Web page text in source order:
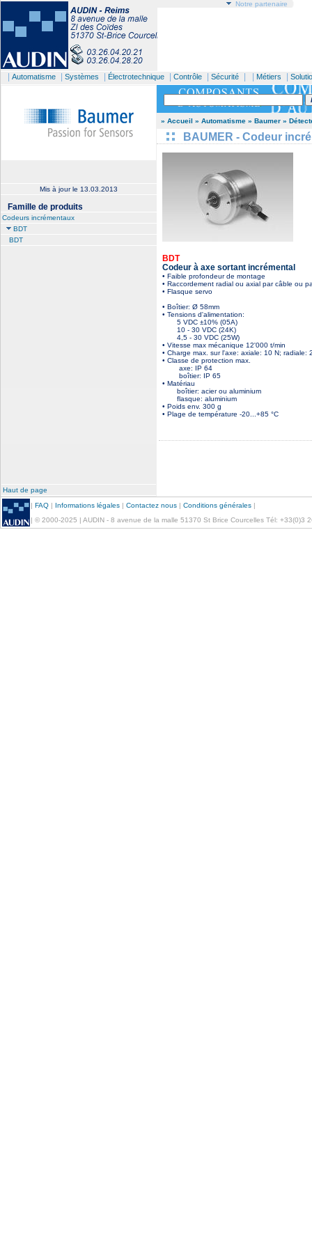
Notre partenaire
Automatisme Systèmes Électrotechnique Contrôle Sécurité Métiers
Mis à jour le 13.03.2013
Famille de produits
Codeurs incrémentaux
BDT
BDT
» Accueil » Automatisme » Baumer »
BAUMER - Codeur
BDT
Codeur à axe sortant incrémental
• Faible profondeur de montage
• Raccordement radial ou axial par câble ou
• Flasque servo
• Boîtier: Ø 58mm
• Tensions d'alimentation:
5 VDC ±10% (05A)
10 - 30 VDC (24K)
4,5 - 30 VDC (25W)
• Vitesse max mécanique 12'000 t/min
• Charge max. sur l'axe: axiale: 10 N; radiale:
• Classe de protection max.
axe: IP 64
boîtier: IP 65
• Matériau
boîtier: acier ou aluminium
flasque: aluminium
• Poids env. 300 g
• Plage de température -20...+85 °C
Haut de page
| FAQ | Informations légales | Contactez nous | Conditions générales |
| © 2000-2025 | AUDIN - 8 avenue de la malle 51370 St Brice Courcelles Tél: